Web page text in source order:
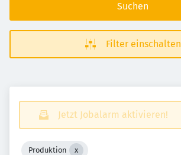
Suchen
Filter einschalten
Jetzt Jobalarm aktivieren!
Produktion